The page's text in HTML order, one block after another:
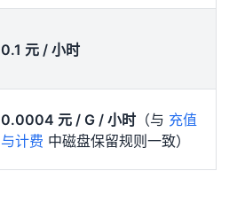
0.1 元 / 小时
0.0004 元 / G / 小时 （与 充值
与计费 中磁盘保留规则一致）